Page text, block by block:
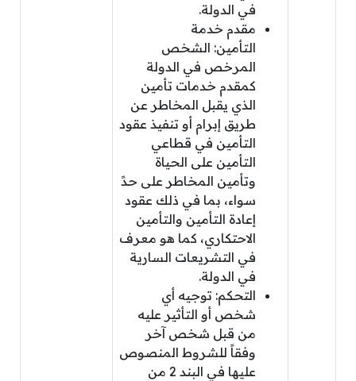
في الدولة.
مقدم خدمة
التأمين: الشخص
المرخص في الدولة
كمقدم خدمات تأمين
الذي يقبل المخاطر عن
طريق إبرام أو تنفيذ عقود
التأمين في قطاعي
التأمين على الحياة
وتأمين المخاطر على حدً
سواء، بما في ذلك عقود
إعادة التأمين والتأمين
الاحتكاري، كما هو معرف
في التشريعات السارية
في الدولة.
التحكم: توجيه أي
شخص أو التأثير عليه
من قبل شخص آخر
وفقاً للشروط المنصوص
عليها في البند 2 من